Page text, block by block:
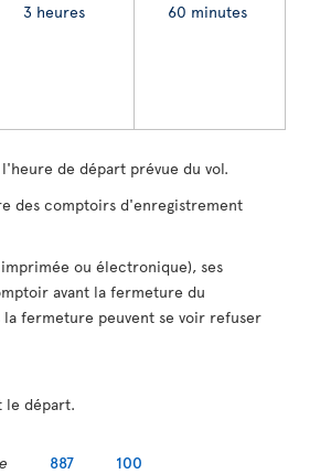
3 heures 60 minutes
de départ prévue du vol.
des comptoirs d'enregistrement
ou électronique), ses
avant la fermeture du
la fermeture peuvent se voir refuser
le départ.
887 100